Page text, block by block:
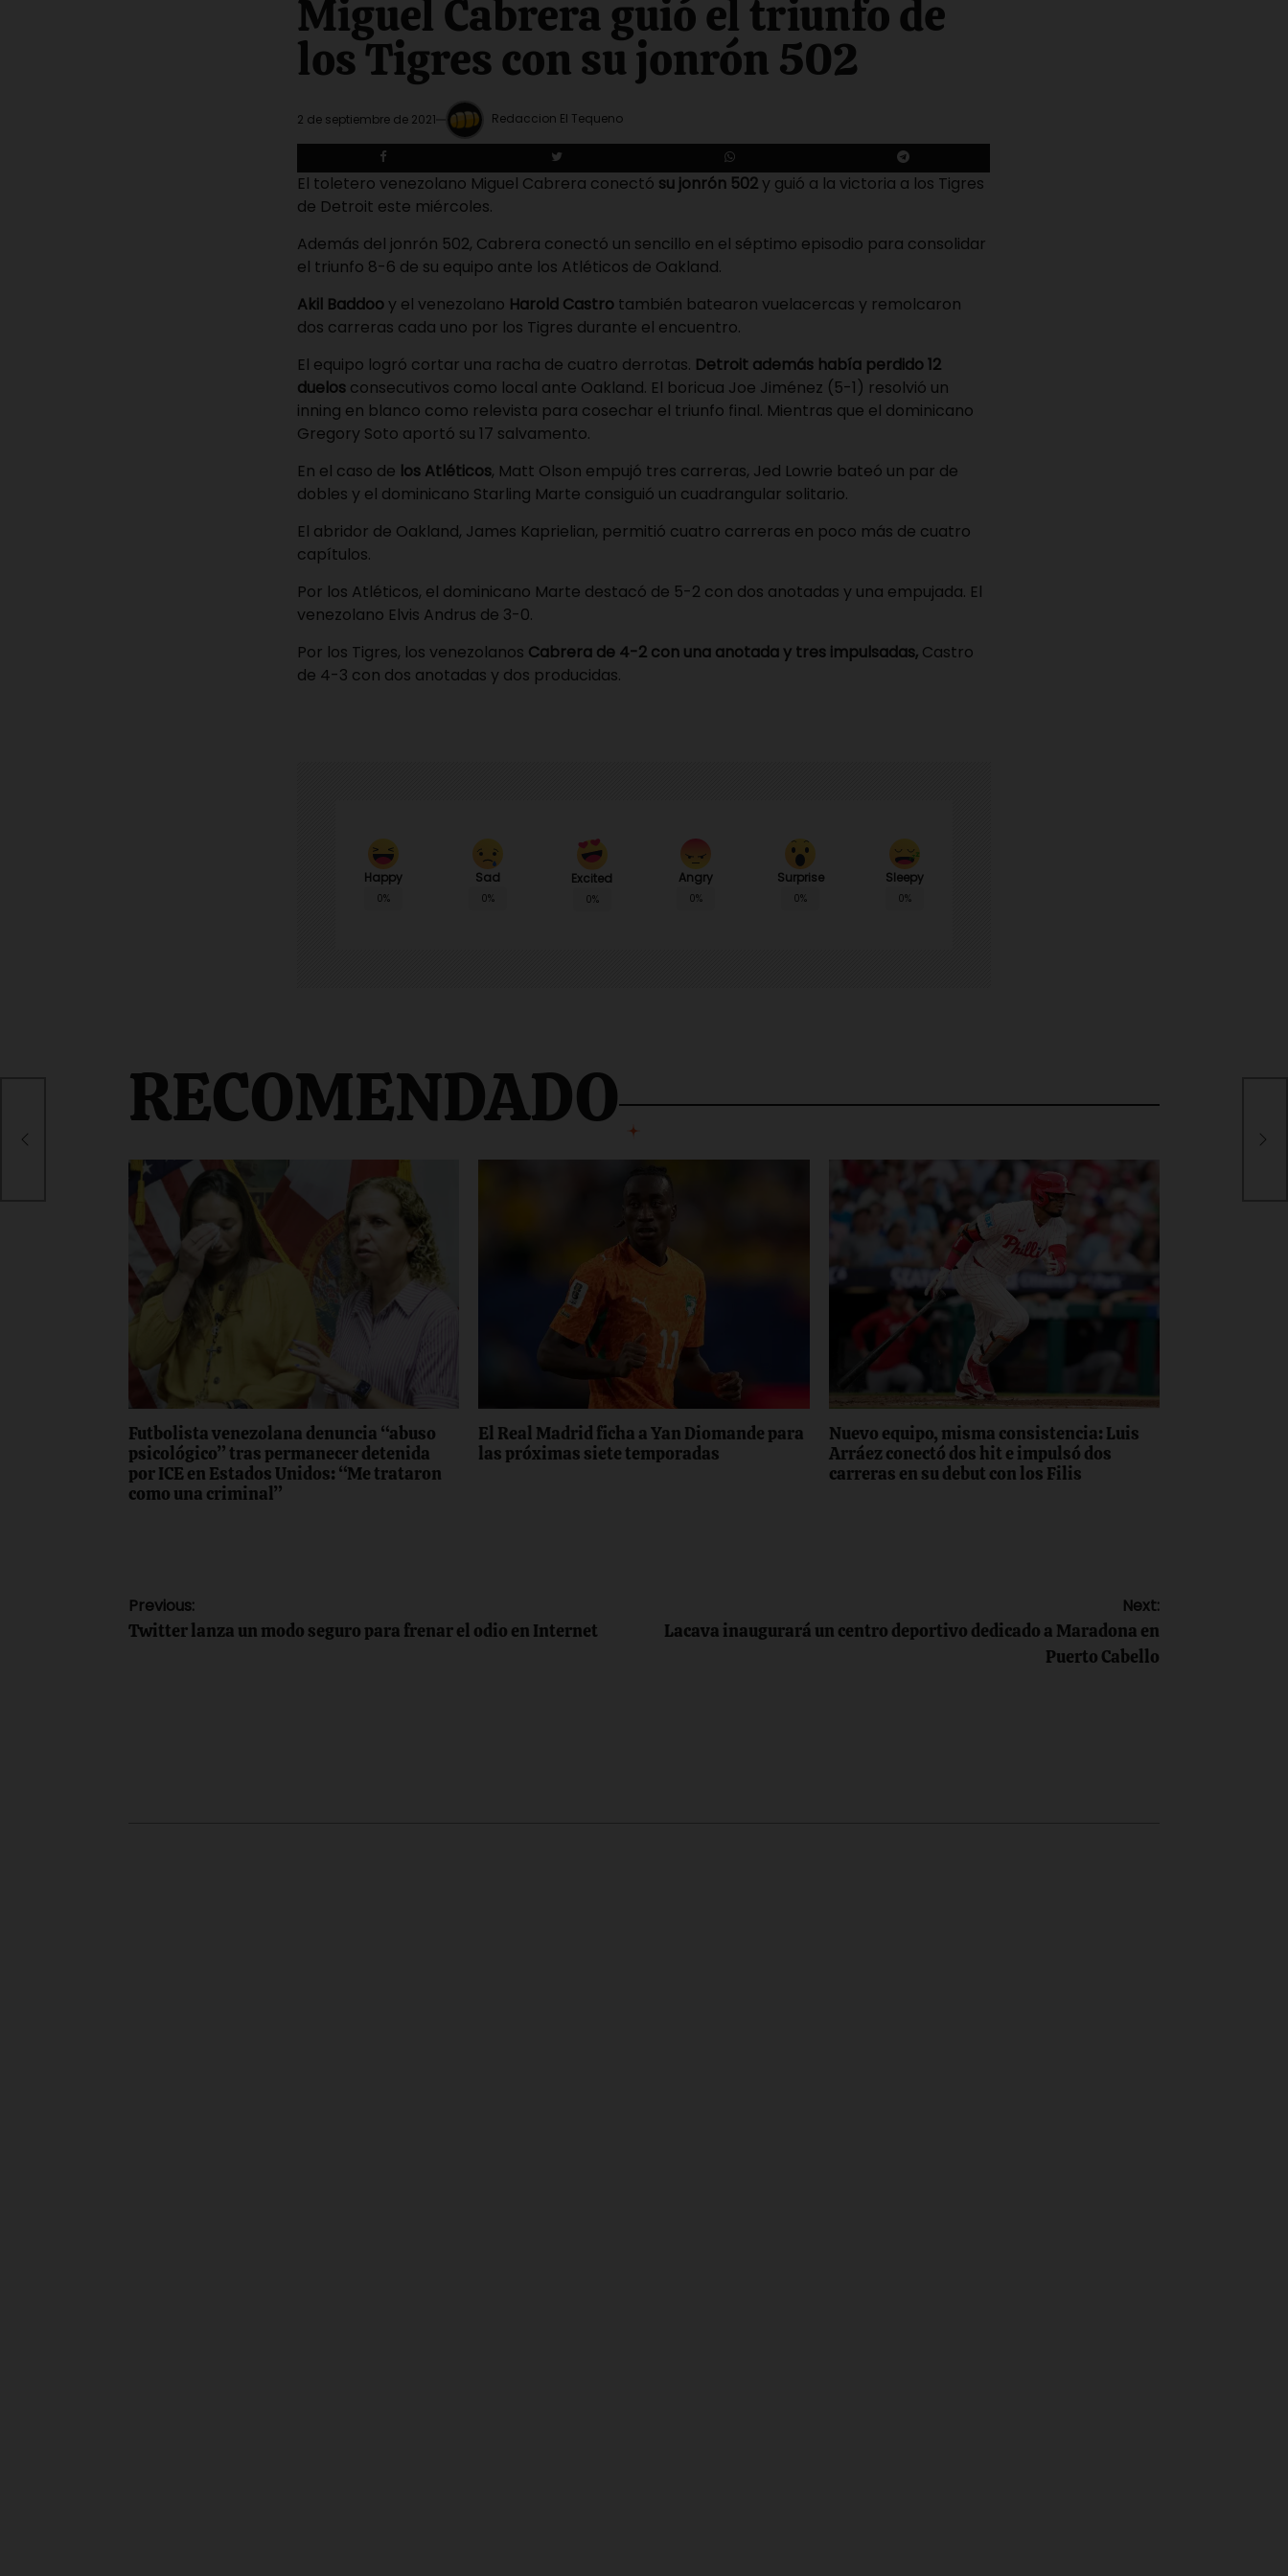
read
time
Miguel Cabrera guió el triunfo de
los Tigres con su jonrón 502
2 de septiembre de 2021 Redaccion El Tequeno
El toletero venezolano Miguel Cabrera conectó su jonrón 502 y guió a la victoria a los Tigres
de Detroit este miércoles.
Además del jonrón 502, Cabrera conectó un sencillo en el séptimo episodio para consolidar
el triunfo 8-6 de su equipo ante los Atléticos de Oakland.
Akil Baddoo y el venezolano Harold Castro también batearon vuelacercas y remolcaron
dos carreras cada uno por los Tigres durante el encuentro.
El equipo logró cortar una racha de cuatro derrotas. Detroit además había perdido 12
duelos consecutivos como local ante Oakland. El boricua Joe Jiménez (5-1) resolvió un
inning en blanco como relevista para cosechar el triunfo final. Mientras que el dominicano
Gregory Soto aportó su 17 salvamento.
En el caso de los Atléticos, Matt Olson empujó tres carreras, Jed Lowrie bateó un par de
dobles y el dominicano Starling Marte consiguió un cuadrangular solitario.
El abridor de Oakland, James Kaprielian, permitió cuatro carreras en poco más de cuatro
capítulos.
Por los Atléticos, el dominicano Marte destacó de 5-2 con dos anotadas y una empujada. El
venezolano Elvis Andrus de 3-0.
Por los Tigres, los venezolanos Cabrera de 4-2 con una anotada y tres impulsadas, Castro
de 4-3 con dos anotadas y dos producidas.
Happy
0%
Sad
0%
Excited
0%
Angry
0%
Surprise
0%
Sleepy
0%
RECOMENDADO
Futbolista venezolana denuncia “abuso
psicológico” tras permanecer detenida
por ICE en Estados Unidos: “Me trataron
como una criminal”
El Real Madrid ficha a Yan Diomande para
las próximas siete temporadas
Nuevo equipo, misma consistencia: Luis
Arráez conectó dos hit e impulsó dos
carreras en su debut con los Filis
Navegación
Previous:
Twitter lanza un modo seguro para frenar el odio en Internet
Next:
Lacava inaugurará un centro deportivo dedicado a Maradona en
Puerto Cabello